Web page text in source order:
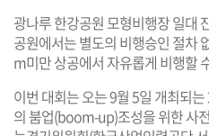
광나루 한강공원 모형비행장 일대
공원에서는 별도의 비행승인 절차
m미만 상공에서 자유롭게 비행할
이번 대회는 오는 9월 5일 개최되
의 붐업(boom-up)조성을 위한 사